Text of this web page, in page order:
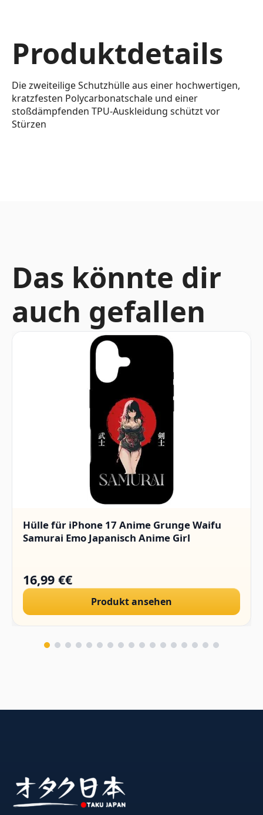
Produktdetails
Die zweiteilige Schutzhülle aus einer hochwertigen,
kratzfesten Polycarbonatschale und einer
stoßdämpfenden TPU-Auskleidung schützt vor
Stürzen
Das könnte dir
auch gefallen
Hülle für iPhone 17 Anime Grunge Waifu
Samurai Emo Japanisch Anime Girl
16,99 €€
Produkt ansehen